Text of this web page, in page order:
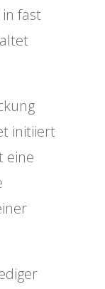
fast
initiiert
eine